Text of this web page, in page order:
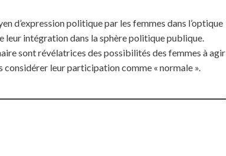
d’expression politique par les femmes dans l’optique
leur intégration dans la sphère politique publique.
sont révélatrices des possibilités des femmes à agir
considérer leur participation comme « normale ».